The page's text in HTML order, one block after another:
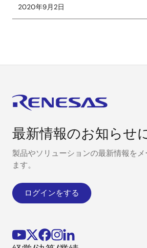
2020年9月2日
最新情報のお知らせ
製品やソリューションの最新情報を
ます。
ログインをする